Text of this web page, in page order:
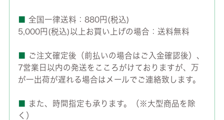
全国一律送料：880円(税込)
5,000円(税込)以上お買い上げの場合：送料無料
ご注文確定後（前払いの場合はご入金確認後）、
7営業日以内の発送をこころがけておりますが、万
が一出荷が遅れる場合はメールでご連絡致します。
また、時間指定も承ります。（※大型商品を除
く）